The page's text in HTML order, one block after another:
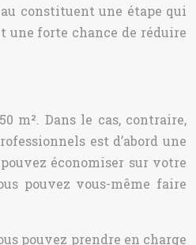
constituent une étape qui
une forte chance de réduire
m². Dans le cas, contraire,
est d’abord une
économiser sur votre
pouvez vous-même faire
pouvez prendre en charge